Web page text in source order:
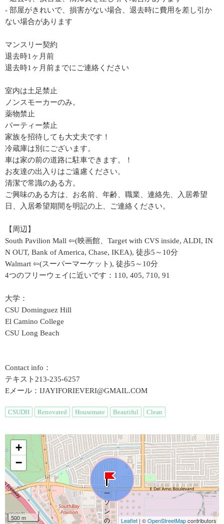
- 部屋がきれいで、損害がない場合、退去時に費用を差し引か
ない場合があります
マンスリー契約
退去時1ヶ月前
退去時1ヶ月前までにご連絡ください
室内は土足禁止
ノンスモーカーのみ。
薬物禁止
パーティー禁止
家族を招待しても大丈夫です！
冷蔵庫は別にございます。
車は家の前の道路に駐車できます。！
お友達の出入りはご遠慮ください。
清潔で常識のある方。
ご興味のある方は、お名前、年齢、職業、連絡先、入居希望
日、入居希望期間を明記の上、ご連絡ください。
【周辺】
South Pavilion Mall ⇦(映画館、Target with CVS inside, ALDI, IN
N OUT, Bank of America, Chase, IKEA), 徒歩5～10分
Walmart ⇦(スーパーマーケット), 徒歩5～10分
4つのフリーウェイに近いです：110, 405, 710, 91
大学：
CSU Dominguez Hill
El Camino College
CSU Long Beach
Contact info：
テキスト213-235-6257
Eメール：IJAYIFORIEVERI@GMAIL.COM
CSUDH Renovated Housemate Beautiful Clean
+
−
500 m Leaflet | ©OpenStreetMapcontributors